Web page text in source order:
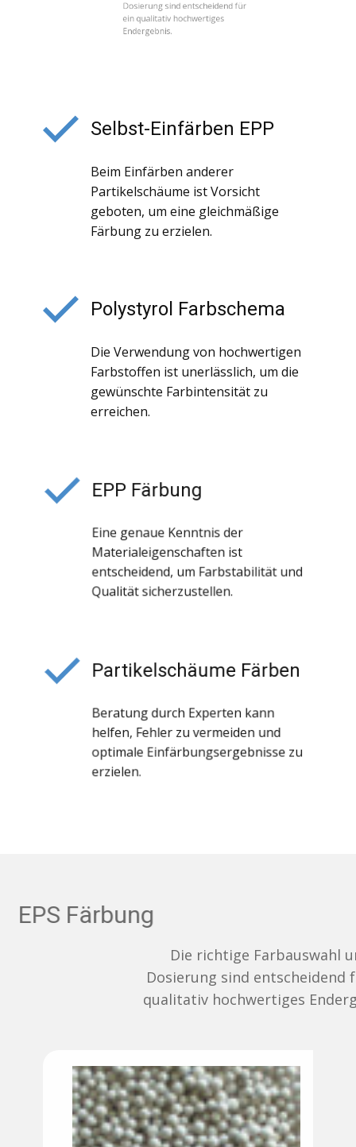
Dosierung sind entscheidend für
ein qualitativ hochwertiges
Selbst-Einfärben EPP
Beim Einfärben anderer
Partikelschäume ist Vorsicht
geboten, um eine gleichmäßige
Färbung zu erzielen.
Polystyrol Farbschema
Die Verwendung von hochwertigen
Farbstoffen ist unerlässlich, um die
gewünschte Farbintensität zu
erreichen.
EPP Färbung
Eine genaue Kenntnis der
Materialeigenschaften ist
entscheidend, um Farbstabilität und
Qualität sicherzustellen.
Partikelschäume Färben
Beratung durch Experten kann
helfen, Fehler zu vermeiden und
optimale Einfärbungsergebnisse zu
erzielen.
EPS Färbung
Die richtige Farbauswahl und
Dosierung sind entscheidend für ein
qualitativ hochwertiges Endergebnis.